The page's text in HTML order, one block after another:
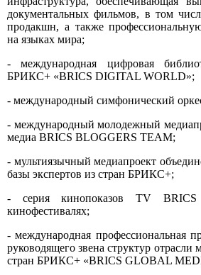
документальных фильмов, в том
продакшн, а также
на языках мира;
- международная цифровая
БРИКС+ «BRICS DIGITAL WORLD»;
- международный симфонический
- международный молодежный
медиа BRICS BLOGGERS TEAM;
- мультиязычный медиапроект
базы экспертов из стран БРИКС+;
- серия кинопоказов TV BRICS
кинофестивалях;
- международная профессиональная
руководящего звена структур
стран БРИКС+ «BRICS GLOBAL